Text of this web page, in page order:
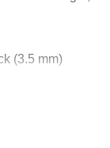
(3.5 mm)